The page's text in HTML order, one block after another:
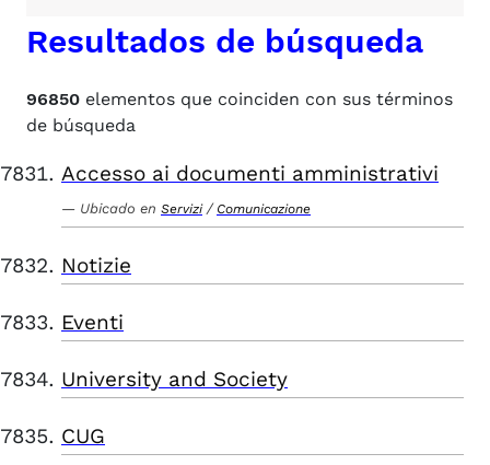
Resultados de búsqueda
96850 elementos que coinciden con sus términos
de búsqueda
Accesso ai documenti amministrativi
Ubicado en Servizi / Comunicazione
Notizie
Eventi
University and Society
CUG